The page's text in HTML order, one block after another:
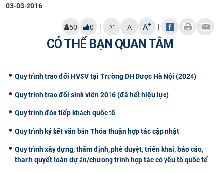
03-03-2016
50 0 | A- A A+ |
CÓ THỂ BẠN QUAN TÂM
Quy trình trao đổi HVSV tại Trường ĐH Dược Hà Nội (2024)
Quy trình trao đổi sinh viên 2016 (đã hết hiệu lực)
Quy trình đón tiếp khách quốc tế
Quy trình ký kết văn bản Thỏa thuận hợp tác cập nhật
Quy trình xây dựng, thẩm định, phê duyệt, triển khai, báo cáo,
thanh quyết toán dự án/chương trình hợp tác có yếu tố quốc tế